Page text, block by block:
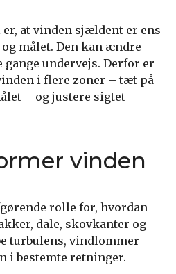
at vinden sjældent er ens
målet. Den kan ændre
undervejs. Derfor er
i flere zoner – tæt på
– og justere sigtet
vinden
rolle for, hvordan
dale, skovkanter og
turbulens, vindlommer
i bestemte retninger.